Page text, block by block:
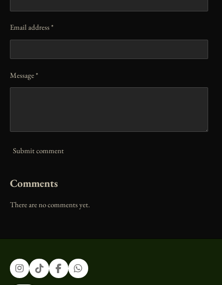
Email address *
Message *
Submit comment
Comments
There are no comments yet.
I
n
T
i
F
a
W
h